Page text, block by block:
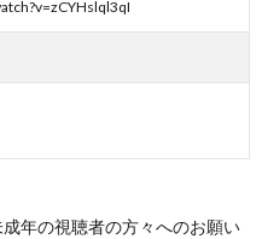
年の視聴者の方々へのお願い